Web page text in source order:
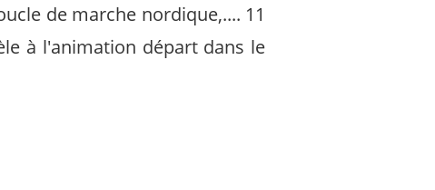
de marche nordique,.... 11
à l'animation départ dans le